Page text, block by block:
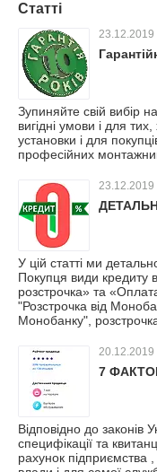
Статті
23.12.2019
Зупиняйте свій вибір
вигідні умови і для
установки і для
професійних
23.12.2019
У цій статті ми
Покупця види кредиту
розстрочка» та
"Розстрочка від
Монобанку",
20.12.2019
7
Відповідно до законів
специфікації та
рахунок підприємства